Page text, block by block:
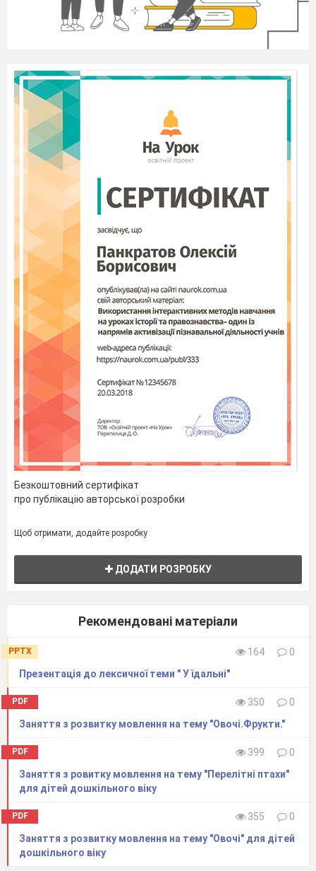
пригостим народ ( «п’ють
компот»)
- Назвіть, що ми робили, коли варили компот.
Компот - ... (
кришили),лимонний сік - ... (
пригощали).
Гра «Порахуй»
від 1 до 5 із словами).
Порахувати, скільки фруктів на тарілці.
Груша – одна груша, дві груші (промовляють
хором), ....
7.
Гра «Передай хустинку».
Логопед починає гру з хусточкою в руці, називає
будь-який фрукт і передає хустинку комусь із
дітей, що стоять в колі. Дитина, отримавши
хустинку, називає фрукт, який запам’ятала і
передає наступному учаснику і т.д.
Підсумок заняття.
- Згадайте і назвіть фрукти.
-Який фрукт вам подобається найбільше? Чому?
Безкоштовний сертифікат
про публікацію авторської розробки
Щоб отримати, додайте розробку
ДОДАТИ РОЗРОБКУ
Рекомендовані матеріали
PPTX 164
0
Презентація до лексичної теми " У їдальні"
PDF 350
0
Заняття з розвитку мовлення на тему "Овочі.Фрукти."
PDF 399
0
Заняття з ровитку мовлення на тему "Перелітні птахи"
для дітей дошкільного віку
PDF 355
0
Заняття з розвитку мовлення на тему "Овочі" для дітей
дошкільного віку